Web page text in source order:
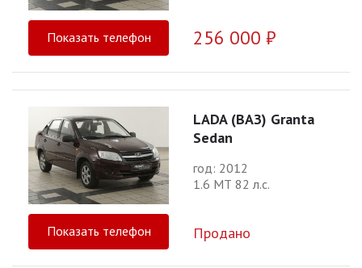
Показать телефон 256 000 ₽
LADA (ВАЗ) Granta
Sedan
год: 2012
1.6 МТ 82 л.с.
Показать телефон Продано